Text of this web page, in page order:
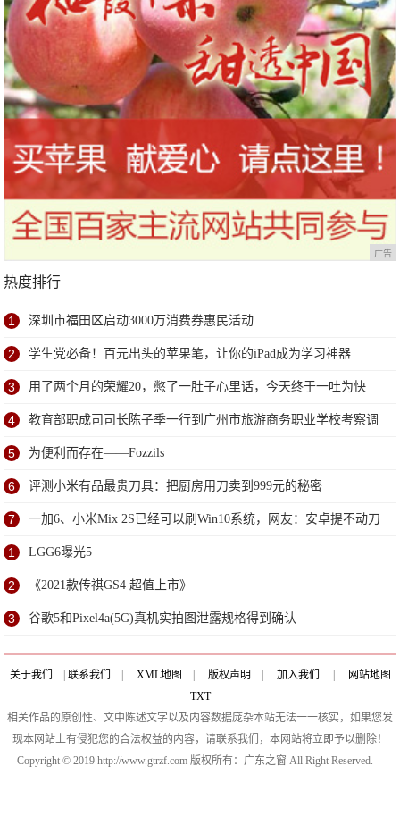
广告
热度排行
1 深圳市福田区启动3000万消费券惠民活动
2 学生党必备！百元出头的苹果笔，让你的iPad成为学习神器
3 用了两个月的荣耀20，憋了一肚子心里话，今天终于一吐为快
4 教育部职成司司长陈子季一行到广州市旅游商务职业学校考察调
研
5 为便利而存在——Fozzils
6 评测小米有品最贵刀具：把厨房用刀卖到999元的秘密
7 一加6、小米Mix 2S已经可以刷Win10系统，网友：安卓提不动刀
了？
1 LGG6曝光5
2 《2021款传祺GS4 超值上市》
3 谷歌5和Pixel4a(5G)真机实拍图泄露规格得到确认
关于我们 | 联系我们 | XML地图 | 版权声明 | 加入我们 |
网站地图
TXT
相关作品的原创性、文中陈述文字以及内容数据庞杂本站无法一一核实，如果您发
现本网站上有侵犯您的合法权益的内容，请联系我们，本网站将立即予以删除！
Copyright © 2019 http://www.gtrzf.com 版权所有：广东之窗 All Right Reserved.